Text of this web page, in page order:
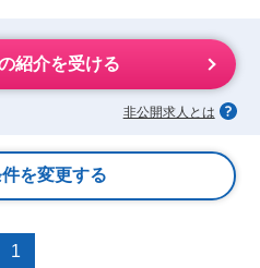
紹介を受ける
非公開求人とは
を変更する
1